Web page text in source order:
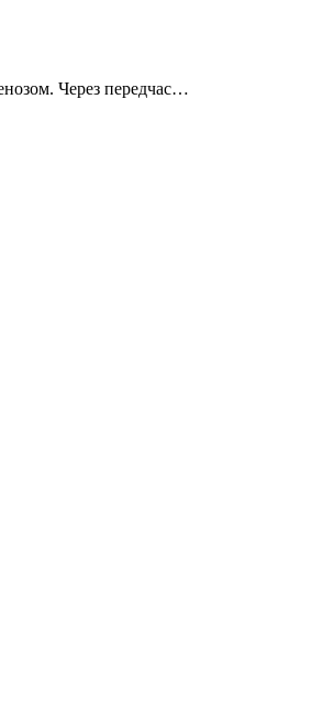
Через передчас…